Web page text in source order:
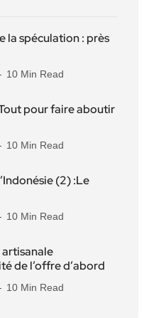
la spéculation : près
10 Min Read
pour faire aboutir
10 Min Read
(2) :Le
10 Min Read
de l’offre d’abord
10 Min Read